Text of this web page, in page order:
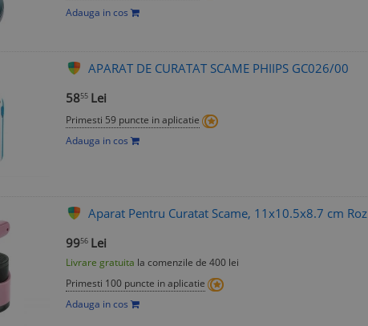
Adauga in cos
APARAT DE CURATAT SCAME PHIIPS GC026/00
5855 Lei
Primesti 59 puncte in aplicatie
Adauga in cos
Aparat Pentru Curatat Scame, 11x10.5x8.7 cm Roz
9956 Lei
Livrare gratuita la comenzile de 400 lei
Primesti 100 puncte in aplicatie
Adauga in cos